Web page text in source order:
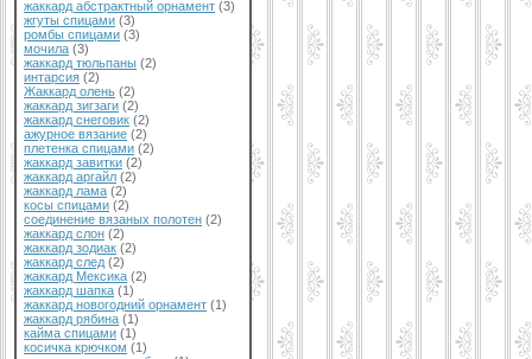
жаккард абстрактный орнамент (3)
жгуты спицами (3)
ромбы спицами (3)
мочила (3)
жаккард тюльпаны (2)
интарсия (2)
Жаккард олень (2)
жаккард зигзаги (2)
жаккард снеговик (2)
ажурное вязание (2)
плетенка спицами (2)
жаккард завитки (2)
жаккард аргайл (2)
жаккард лама (2)
косы спицами (2)
соединение вязаных полотен (2)
жаккард слон (2)
жаккард зодиак (2)
жаккард след (2)
жаккард Мексика (2)
жаккард шапка (1)
жаккард новогодний орнамент (1)
жаккард рябина (1)
кайма спицами (1)
косичка крючком (1)